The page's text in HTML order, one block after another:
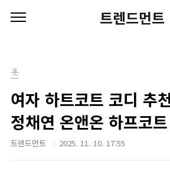
트렌드먼트
옷
여자 하트코트 코디 추
정채연 온앤온 하프코
트렌드먼트 2025. 11. 10. 17:55